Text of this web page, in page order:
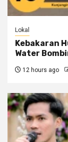
Lokal
Kebakaran
Water
12 hours ago